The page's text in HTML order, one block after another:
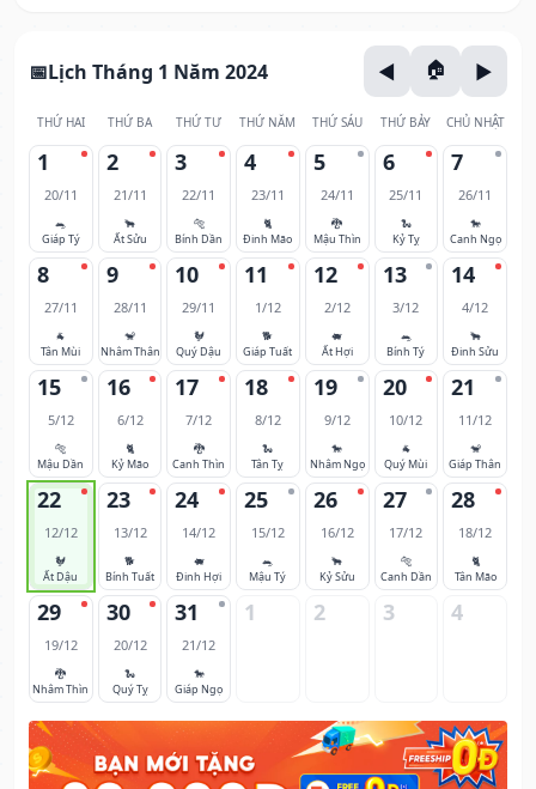
Lịch Tháng 1 Năm 2024
THỨ HAI THỨ BA THỨ TƯ THỨ NĂM THỨ SÁU THỨ BẢY CHỦ NHẬT
1
20/11
🐀
Giáp Tý
2
21/11
🐂
Ất Sửu
3
22/11
🐅
Bính Dần
4
23/11
🐈
Đinh Mão
5
24/11
🐉
Mậu Thìn
6
25/11
🐍
Kỷ Tỵ
7
26/11
🐎
Canh Ngọ
8
27/11
🐐
Tân Mùi
9
28/11
🐒
Nhâm Thân
10
29/11
🐓
Quý Dậu
11
1/12
🐕
Giáp Tuất
12
2/12
🐖
Ất Hợi
13
3/12
🐀
Bính Tý
14
4/12
🐂
Đinh Sửu
15
5/12
🐅
Mậu Dần
16
6/12
🐈
Kỷ Mão
17
7/12
🐉
Canh Thìn
18
8/12
🐍
Tân Tỵ
19
9/12
🐎
Nhâm Ngọ
20
10/12
🐐
Quý Mùi
21
11/12
🐒
Giáp Thân
22
12/12
🐓
Ất Dậu
23
13/12
🐕
Bính Tuất
24
14/12
🐖
Đinh Hợi
25
15/12
🐀
Mậu Tý
26
16/12
🐂
Kỷ Sửu
27
17/12
🐅
Canh Dần
28
18/12
🐈
Tân Mão
29
19/12
🐉
Nhâm Thìn
30
20/12
🐍
Quý Tỵ
31
21/12
🐎
Giáp Ngọ
1 2 3 4